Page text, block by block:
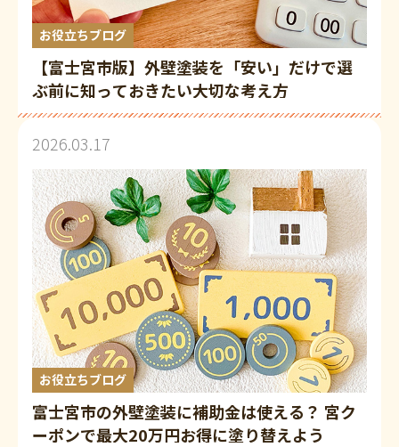
お役立ちブログ
【富士宮市版】外壁塗装を「安い」だけで選
ぶ前に知っておきたい大切な考え方
2026.03.17
お役立ちブログ
富士宮市の外壁塗装に補助金は使える？ 宮ク
ーポンで最大20万円お得に塗り替えよう